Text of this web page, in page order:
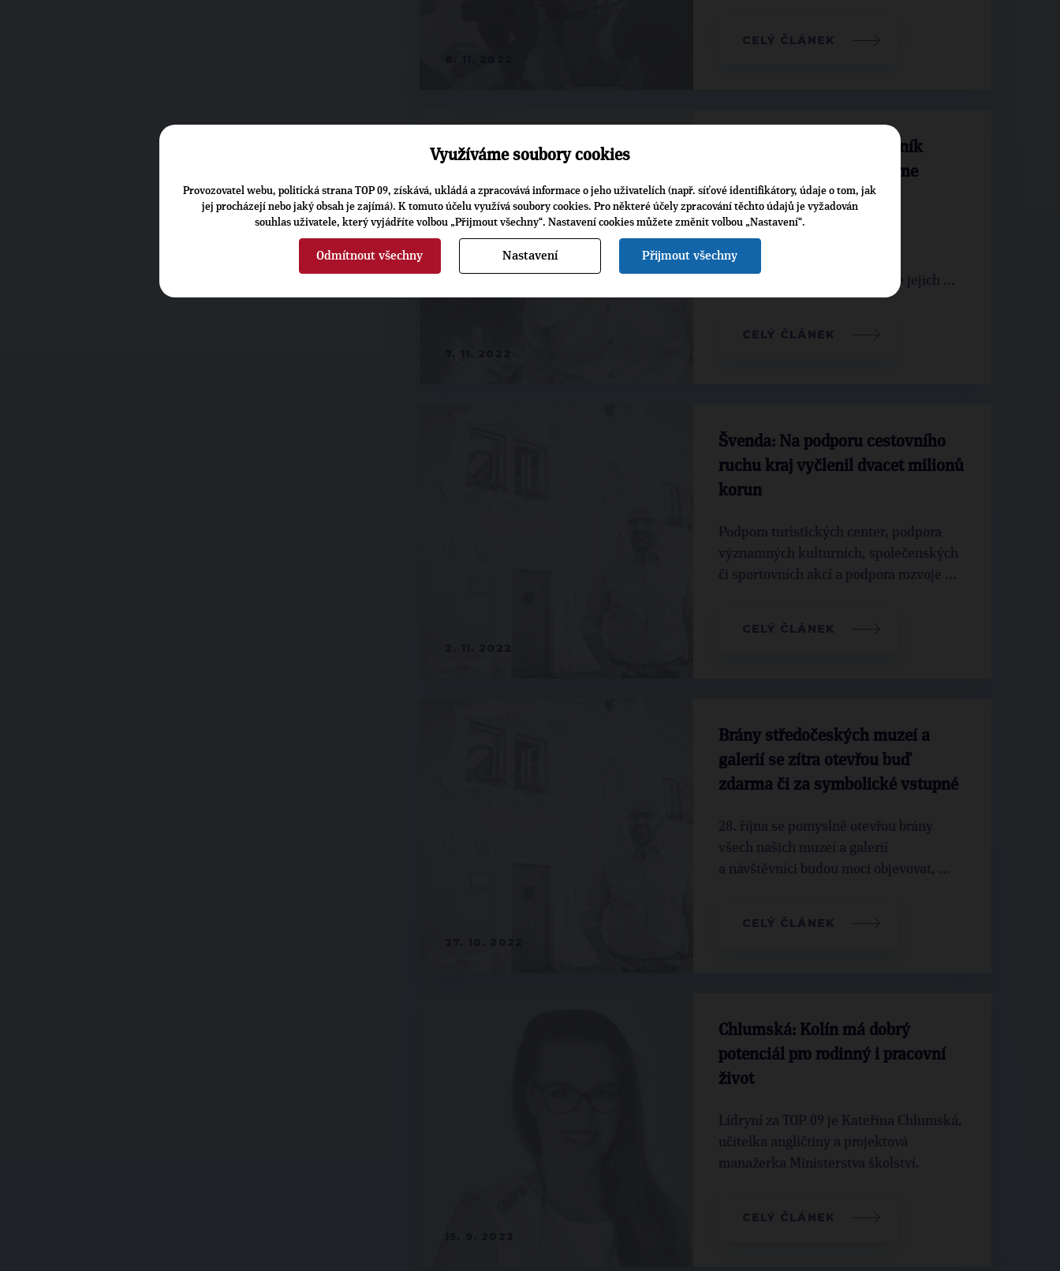
CELÝ ČLÁNEK
Klinecký: Pivovarský rybník
v Českém Brodě proměníme
v koupací biotop
Český Brod připravuje úpravy
Jiráskových sadů a odbahnění
Pivovarského rybníka, který je jejich ...
CELÝ ČLÁNEK
Švenda: Na podporu cestovního
ruchu kraj vyčlenil dvacet milionů
korun
Podpora turistických center, podpora
významných kulturních, společenských
či sportovních akcí a podpora rozvoje ...
CELÝ ČLÁNEK
Brány středočeských muzeí a
galerií se zítra otevřou buď
zdarma či za symbolické vstupné
28. října se pomyslně otevřou brány
všech našich muzeí a galerií
a návštěvníci budou moci objevovat, ...
CELÝ ČLÁNEK
Chlumská: Kolín má dobrý
potenciál pro rodinný i pracovní
život
Lídryní za TOP 09 je Kateřina Chlumská,
učitelka angličtiny a projektová
manažerka Ministerstva školství.
CELÝ ČLÁNEK
Využíváme soubory cookies
Provozovatel webu, politická strana TOP 09, získává, ukládá a zpracovává informace o jeho uživatelích (např. síťové identifikátory, údaje o tom, jak
jej procházejí nebo jaký obsah je zajímá). K tomuto účelu využívá soubory cookies. Pro některé účely zpracování těchto údajů je vyžadován
souhlas uživatele, který vyjádříte volbou „Přijmout všechny“. Nastavení cookies můžete změnit volbou „Nastavení“.
Odmítnout všechny Nastavení Přijmout všechny